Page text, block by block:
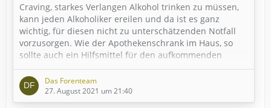
Craving, starkes Verlangen Alkohol trinken zu müssen,
kann jeden Alkoholiker ereilen und da ist es ganz
wichtig, für diesen nicht zu unterschätzenden Notfall
vorzusorgen. Wie der Apothekenschrank im Haus, so
sollte auch ein Hilfsmittel für den aufkommenden
Suchtdruck schnell greifbar sein:
Der „Notfallkoffer“ für Alkoholiker.
Das Forenteam
27. August 2021 um 21:40